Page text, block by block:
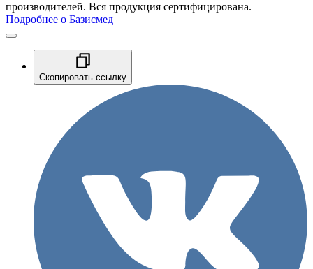
производителей. Вся продукция сертифицирована.
Подробнее о Базисмед
Скопировать ссылку